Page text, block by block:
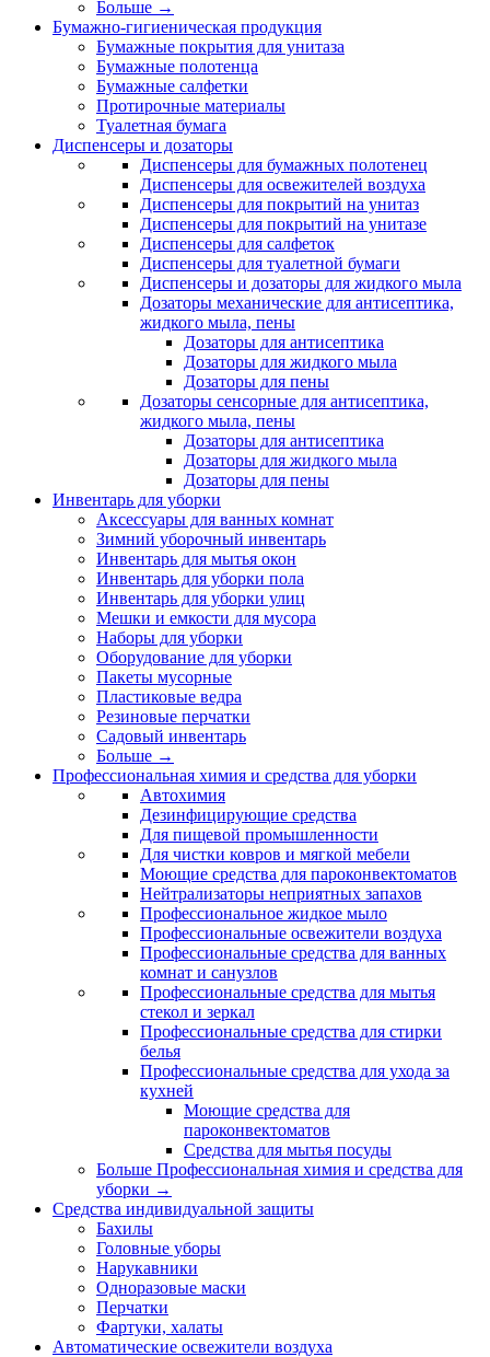
Больше →
Бумажно-гигиеническая продукция
Бумажные покрытия для унитаза
Бумажные полотенца
Бумажные салфетки
Протирочные материалы
Туалетная бумага
Диспенсеры и дозаторы
Диспенсеры для бумажных полотенец
Диспенсеры для освежителей воздуха
Диспенсеры для покрытий на унитаз
Диспенсеры для покрытий на унитазе
Диспенсеры для салфеток
Диспенсеры для туалетной бумаги
Диспенсеры и дозаторы для жидкого мыла
Дозаторы механические для антисептика,
жидкого мыла, пены
Дозаторы для антисептика
Дозаторы для жидкого мыла
Дозаторы для пены
Дозаторы сенсорные для антисептика,
жидкого мыла, пены
Дозаторы для антисептика
Дозаторы для жидкого мыла
Дозаторы для пены
Инвентарь для уборки
Аксессуары для ванных комнат
Зимний уборочный инвентарь
Инвентарь для мытья окон
Инвентарь для уборки пола
Инвентарь для уборки улиц
Мешки и емкости для мусора
Наборы для уборки
Оборудование для уборки
Пакеты мусорные
Пластиковые ведра
Резиновые перчатки
Садовый инвентарь
Больше →
Профессиональная химия и средства для уборки
Автохимия
Дезинфицирующие средства
Для пищевой промышленности
Для чистки ковров и мягкой мебели
Моющие средства для пароконвектоматов
Нейтрализаторы неприятных запахов
Профессиональное жидкое мыло
Профессиональные освежители воздуха
Профессиональные средства для ванных
комнат и санузлов
Профессиональные средства для мытья
стекол и зеркал
Профессиональные средства для стирки
белья
Профессиональные средства для ухода за
кухней
Моющие средства для
пароконвектоматов
Средства для мытья посуды
Больше Профессиональная химия и средства для
уборки →
Средства индивидуальной защиты
Бахилы
Головные уборы
Нарукавники
Одноразовые маски
Перчатки
Фартуки, халаты
Автоматические освежители воздуха